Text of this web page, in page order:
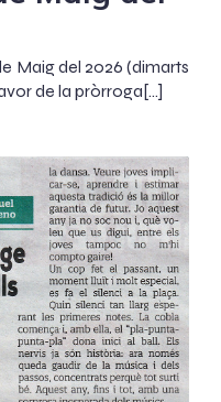
Maig del 2026 (dimarts
de la pròrroga[…]